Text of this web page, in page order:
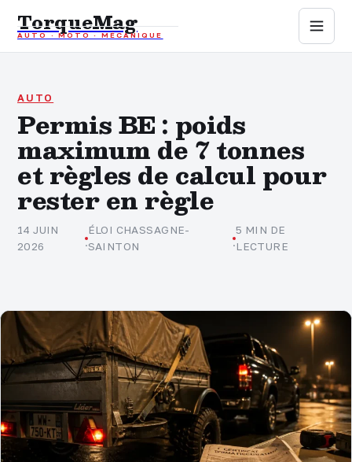
TorqueMag
AUTO · MOTO · MÉCANIQUE
Auto
Mécanique
Sports mécaniques
Assurance
AUTO
Permis BE : poids
maximum de 7 tonnes
et règles de calcul pour
rester en règle
14 JUIN
2026
·
ÉLOI CHASSAGNE-
SAINTON
·
5 MIN DE
LECTURE